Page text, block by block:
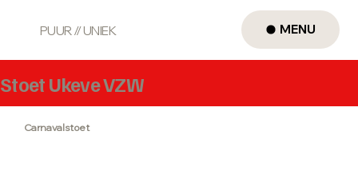
PUUR // UNIEK MENU
Stoet Ukeve VZW
Carnavalstoet